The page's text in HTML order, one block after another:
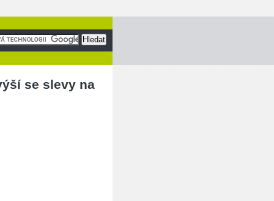
se slevy na